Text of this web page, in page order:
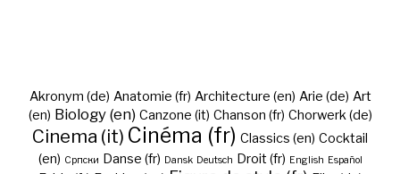
Akronym (de) Anatomie (fr) Architecture (en) Arie (de) Art
(en) Biology (en) Canzone (it) Chanson (fr) Chorwerk (de)
Cinema (it) Cinéma (fr) Classics (en) Cocktail
(en) Cрпски Danse (fr) Dansk Deutsch Droit (fr) English Español